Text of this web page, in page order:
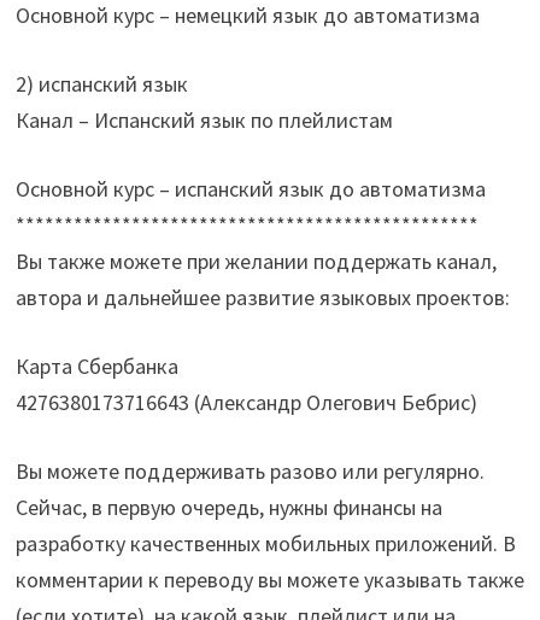
Основной курс – немецкий язык до автоматизма
2) испанский язык
Канал – Испанский язык по плейлистам
Основной курс – испанский язык до автоматизма
************************************************
Вы также можете при желании поддержать канал,
автора и дальнейшее развитие языковых проектов:
Карта Сбербанка
4276380173716643 (Александр Олегович Бебрис)
Вы можете поддерживать разово или регулярно.
Сейчас, в первую очередь, нужны финансы на
разработку качественных мобильных приложений. В
комментарии к переводу вы можете указывать также